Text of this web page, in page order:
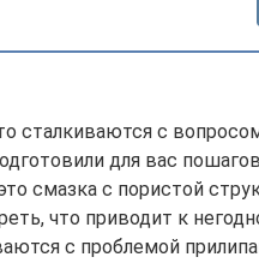
сталкиваются с
для вас
смазка с пористой
что приводит к
с проблемой